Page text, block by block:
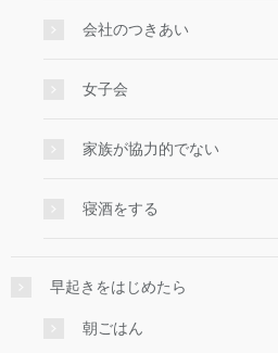
会社のつきあい
女子会
家族が協力的でない
寝酒をする
早起きをはじめたら
朝ごはん